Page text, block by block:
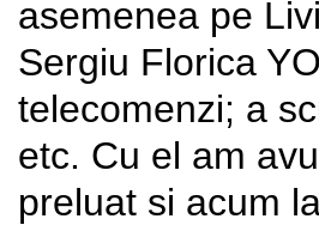
asemenea pe
Sergiu Florica
telecomenzi; a
etc. Cu el am
preluat si acum